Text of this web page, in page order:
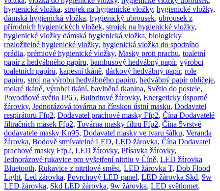
hygienická vložka, strojek na hygienické vložky, hygienické vložky,
dámská hygienická vložka, hygienický ubrousek, ubrousek z
přírodních hygienických vložek, strojek na hygienické vložky,
hygienické vložky dámská hygienická vložka, biologicky
rozložitelné hygienické vložky, hygienická vložka do spodního
prádla, prémiové hygienické vložky, Masky proti prachu, toaletní
papír z hedvábného papíru, bambusový hedvábný papír, výrobci
toaletních papírů, kapesní tkáně, dárkový hedvábný papír, role
papíru, stroj na výrobu hedvábného papíru, hedvábný papír obličeje,
mokré tkáně, výrobci tkání, bavlněná tkanina, Světlo do postele,
Povodňové světlo IP65, Bulbritové žárovky, Energeticky úsporné
žárovky, Jednorázová továrna na čínskou ústní masku, Dodavatel
respirátoru Ffp2, Dodavatel prachové masky Ffp2, Čína Dodavatelé
filtračních masek Ffp2, Továrna masky filtru Ffp2, Čína 5vrstvé
dodavatele masky Kn95, Dodavatel masky ve tvaru šálku, Veranda
žárovka, Bodově stmívatelné LED, LED žárovka, Čína Dodavatel
prachové masky Ffp2, LED žárovky, Přísavka žárovky,
Jednorázové rukavice pro vyšetření nitrilu v Číně, LED žárovka
Bluetooth, Rukavice z nitrilové směsi, LED žárovka T, Dob Flood
Light, Led žárovka, Povrchový LED panel, LED žárovka Skd, 9w
LED žárovka, Skd LED žárovka, 9w žárovka, LED světlomet,